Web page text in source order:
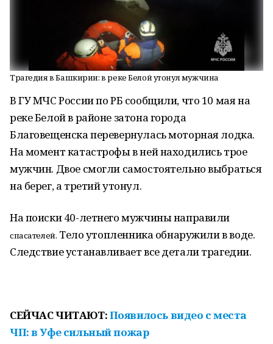
Трагедия в Башкирии: в реке Белой утонул мужчина
В ГУ МЧС России по РБ сообщили, что 10 мая на
реке Белой в районе затона города
Благовещенска перевернулась моторная лодка.
На момент катастрофы в ней находились трое
мужчин. Двое смогли самостоятельно выбраться
на берег, а третий утонул.
На поиски 40-летнего мужчины направили
спасателей. Тело утопленника обнаружили в воде.
Следствие устанавливает все детали трагедии.
СЕЙЧАС ЧИТАЮТ:Появилось видео с места
ЧП: в Уфе сильный пожар